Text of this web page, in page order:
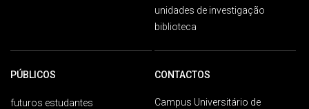
unidades de investigação
biblioteca
PÚBLICOS
futuros estudantes
CONTACTOS
Campus Universitário de